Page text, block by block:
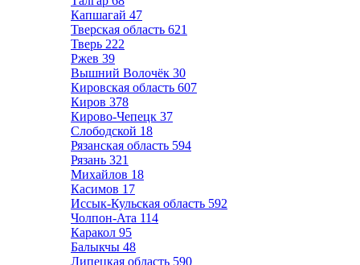
Капшагай 47
Тверская область 621
Тверь 222
Ржев 39
Вышний Волочёк 30
Кировская область 607
Киров 378
Кирово-Чепецк 37
Слободской 18
Рязанская область 594
Рязань 321
Михайлов 18
Касимов 17
Иссык-Кульская область 592
Чолпон-Ата 114
Каракол 95
Балыкчы 48
Липецкая область 590